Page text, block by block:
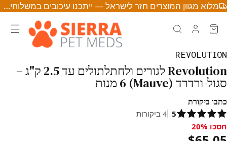
מלוא מגוון המוצרים חזר לישראל — ייתכנו עיכובים במשלוחים • לחצו לפרטים
REVOLUTION
Revolution לגורים ולחתלתולים עד 2.5 ק"ג –
סגול-ורדרד (Mauve) 6 מנות
כתבו ביקורת
5
4 ביקורות
חסכו 20%, $65.05
חסכו 20%